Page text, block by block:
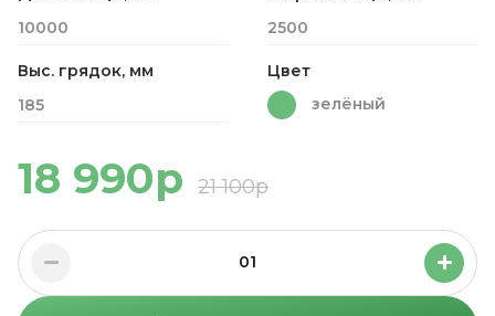
10000
2500
Выс. грядок, мм
185
Цвет
зелёный
18 990р 21 100р
01